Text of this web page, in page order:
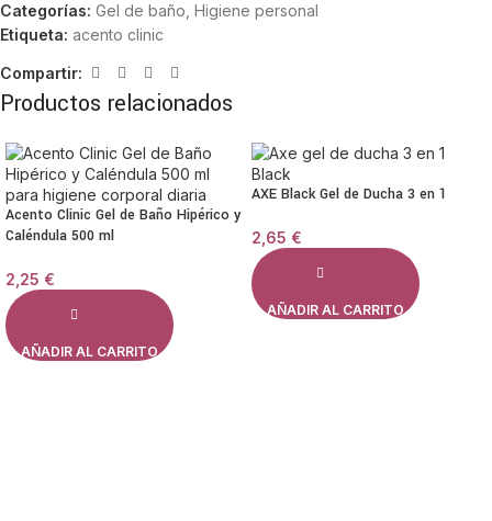
Categorías: Gel de baño Higiene personal
Etiqueta: acento clinic
Compartir:
Productos relacionados
Acento Clinic Gel de Baño Hipérico y
Caléndula 500 ml
2,25 €
AÑADIR AL CARRITO
AXE Black Gel de Ducha 3 en 1
2,65 €
AÑADIR AL CARRITO